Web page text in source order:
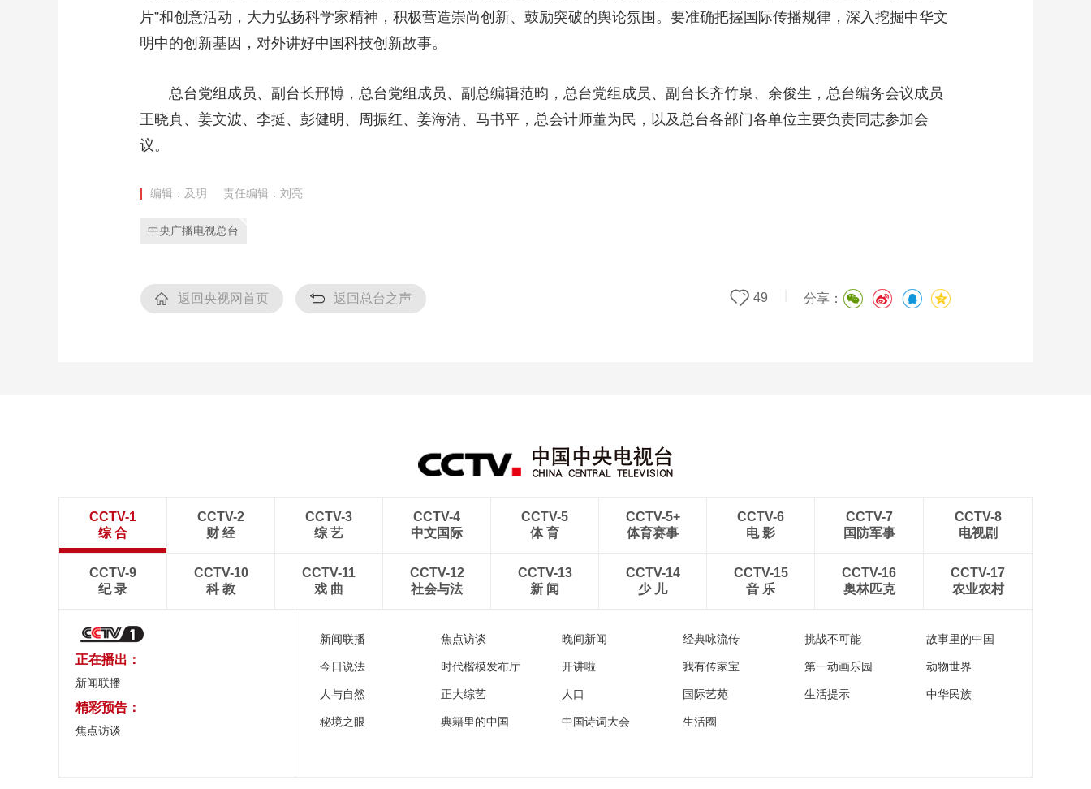
片”和创意活动，大力弘扬科学家精神，积极营造崇尚创新、鼓励突破的舆论氛围。要准确把握国际传播规律，深入挖掘中华文
明中的创新基因，对外讲好中国科技创新故事。
总台党组成员、副台长邢博，总台党组成员、副总编辑范昀，总台党组成员、副台长齐竹泉、余俊生，总台编务会议成员
王晓真、姜文波、李挺、彭健明、周振红、姜海清、马书平，总会计师董为民，以及总台各部门各单位主要负责同志参加会
议。
编辑：及玥 责任编辑：刘亮
中央广播电视总台
返回央视网首页 返回总台之声 分享：
49
CCTV-1
综 合
CCTV-2
财 经
CCTV-3
综 艺
CCTV-4
中文国际
CCTV-5
体 育
CCTV-5+
体育赛事
CCTV-6
电 影
CCTV-7
国防军事
CCTV-8
电视剧
CCTV-9
纪 录
CCTV-10
科 教
CCTV-11
戏 曲
CCTV-12
社会与法
CCTV-13
新 闻
CCTV-14
少 儿
CCTV-15
音 乐
CCTV-16
奥林匹克
CCTV-17
农业农村
正在播出：
新闻联播
精彩预告：
焦点访谈
新闻联播 焦点访谈 晚间新闻 经典咏流传 挑战不可能 故事里的中国
今日说法 时代楷模发布厅 开讲啦 我有传家宝 第一动画乐园 动物世界
人与自然 正大综艺 人口 国际艺苑 生活提示 中华民族
秘境之眼 典籍里的中国 中国诗词大会 生活圈